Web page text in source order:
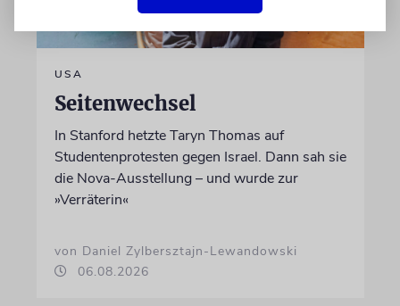
USA
Seitenwechsel
In Stanford hetzte Taryn Thomas auf
Studentenprotesten gegen Israel. Dann sah sie
die Nova-Ausstellung – und wurde zur
»Verräterin«
von Daniel Zylbersztajn-Lewandowski
06.08.2026